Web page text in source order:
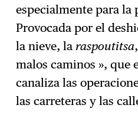
especialmente para la
Provocada por el
la nieve, la raspoutitsa
malos caminos », que
canaliza las
las carreteras y las